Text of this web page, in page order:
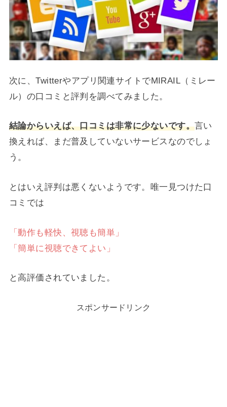
次に、Twitterやアプリ関連サイトでMIRAIL（ミレー
ル）の口コミと評判を調べてみました。
結論からいえば、口コミは非常に少ないです。言い
換えれば、まだ普及していないサービスなのでしょ
う。
とはいえ評判は悪くないようです。唯一見つけた口
コミでは
「動作も軽快、視聴も簡単」
「簡単に視聴できてよい」
と高評価されていました。
スポンサードリンク